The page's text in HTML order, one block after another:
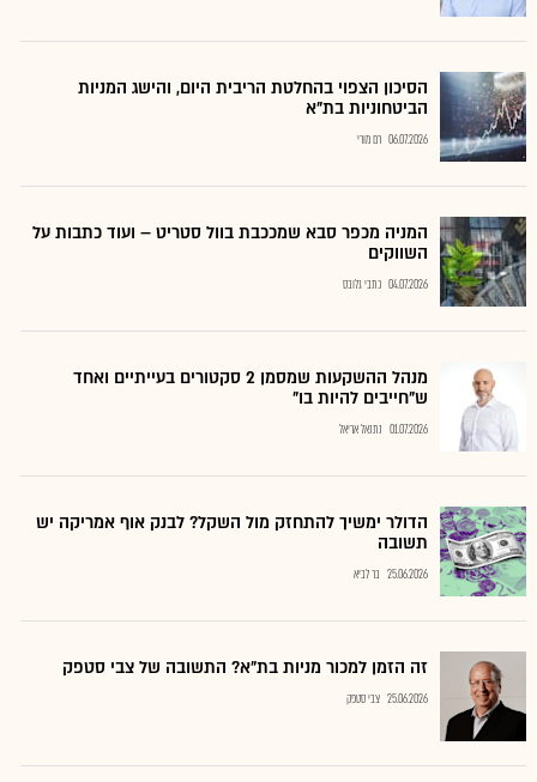
הסיכון הצפוי בהחלטת הריבית היום, והישג המניות
הביטחוניות בת"א
06.07.2026 רם מורי
המניה מכפר סבא שמככבת בוול סטריט – ועוד כתבות על
השווקים
04.07.2026 כתבי גלובס
מנהל ההשקעות שמסמן 2 סקטורים בעייתיים ואחד
ש"חייבים להיות בו"
01.07.2026 נתנאל אריאל
הדולר ימשיך להתחזק מול השקל? לבנק אוף אמריקה יש
תשובה
25.06.2026 בר לביא
זה הזמן למכור מניות בת"א? התשובה של צבי סטפק
25.06.2026 צבי סטפק